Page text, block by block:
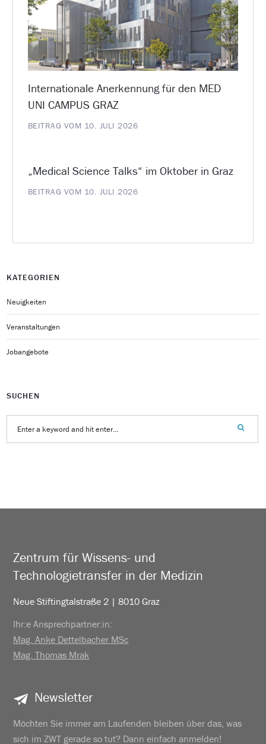
Internationale Anerkennung für den MED
UNI CAMPUS GRAZ
BEITRAG VOM 10. JULI 2026
„Medical Science Talks“ im Oktober in Graz
BEITRAG VOM 10. JULI 2026
KATEGORIEN
Neuigkeiten
Veranstaltungen
Jobangebote
SUCHEN
Zentrum für Wissens- und
Technologietransfer in der Medizin
Neue Stiftingtalstraße 2 | 8010 Graz
Ihr:e Ansprechpartner:in:
Mag. Anke Dettelbacher MSc
Mag. Thomas Mrak
Newsletter
Möchten Sie immer am Laufenden bleiben über das, was
sich im ZWT gerade so tut? Dann einfach anmelden!